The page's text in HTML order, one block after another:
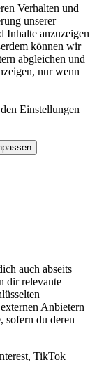
Verhalten und
unserer
Inhalte anzuzeigen
können wir
abgleichen und
nur wenn
Einstellungen
auch abseits
dir relevante
Anbietern
sofern du deren
TikTok